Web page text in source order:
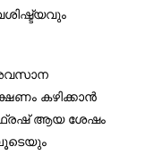
കഴിക്കാൻ
ഫ്രഷ് ആയ ശേഷം